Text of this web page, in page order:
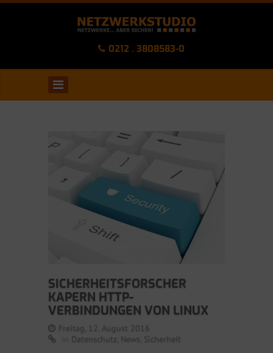
0212 . 3808583-0
SICHERHEITSFORSCHER
KAPERN HTTP-
VERBINDUNGEN VON LINUX
Freitag, 12. August 2016
Datenschutz News Sicherheit